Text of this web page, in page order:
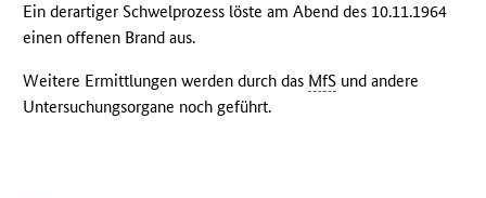
Ein derartiger Schwelprozess löste am Abend des 10.11.1964
einen offenen Brand aus.
Weitere Ermittlungen werden durch das MfS und andere
Untersuchungsorgane noch geführt.